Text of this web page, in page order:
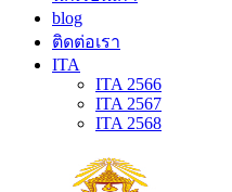
blog
ติดต่อเรา
ITA
ITA 2566
ITA 2567
ITA 2568